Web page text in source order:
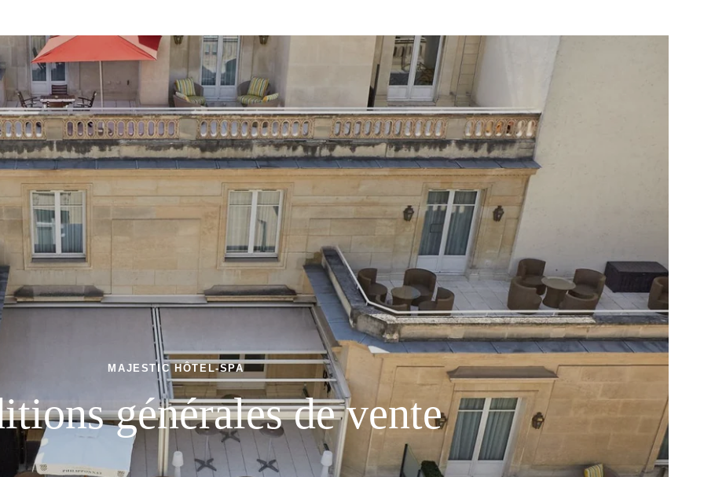
MAJESTIC HÔTEL-SPA
générales de vente